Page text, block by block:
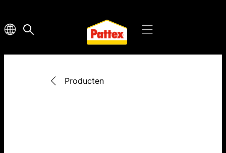
Producten